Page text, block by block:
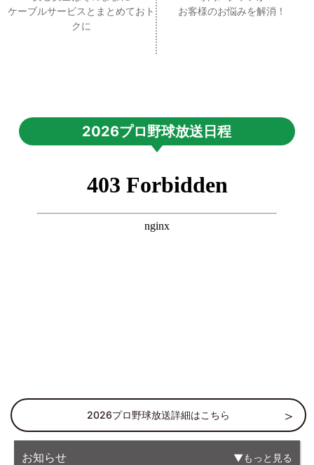
ケーブルサービスとまとめておト
クに
お客様のお悩みを解消！
2026プロ野球放送日程
2026プロ野球放送詳細はこちら
お知らせ もっと見る